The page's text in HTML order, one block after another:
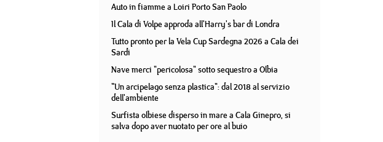
Auto in fiamme a Loiri Porto San Paolo
Il Cala di Volpe approda all'Harry's bar di Londra
Tutto pronto per la Vela Cup Sardegna 2026 a Cala dei
Sardi
Nave merci "pericolosa" sotto sequestro a Olbia
"Un arcipelago senza plastica": dal 2018 al servizio
dell'ambiente
Surfista olbiese disperso in mare a Cala Ginepro, si
salva dopo aver nuotato per ore al buio